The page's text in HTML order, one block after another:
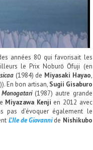
années 80 qui favorisait les
le Prix Noburō Ōfuji (en
(1984) de Miyasaki Hayao,
En bon artisan, Sugii Gisaburo
(1987) autre grande
Miyazawa Kenji en 2012 avec
pas d’évoquer également le
L’Ile de Giovannide Nishikubo